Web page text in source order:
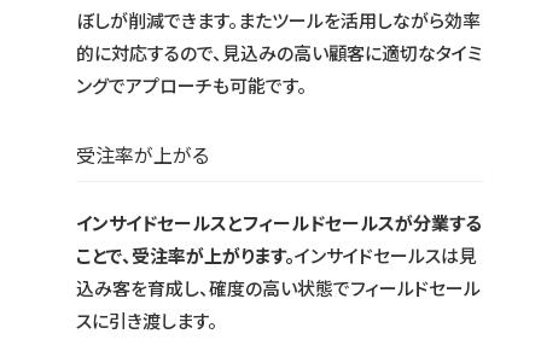
ぼしが削減できます。またツールを活用しながら効率
的に対応するので、見込みの高い顧客に適切なタイミ
ングでアプローチも可能です。
受注率が上がる
インサイドセールスとフィールドセールスが分業する
ことで、受注率が上がります。インサイドセールスは見
込み客を育成し、確度の高い状態でフィールドセール
スに引き渡します。